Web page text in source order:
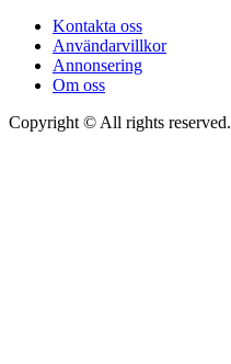
Kontakta oss
Användarvillkor
Annonsering
Om oss
Copyright © All rights reserved.